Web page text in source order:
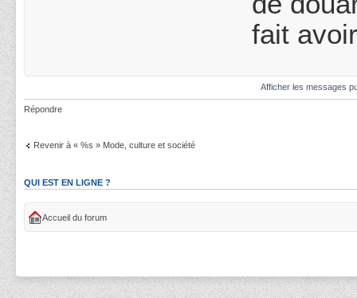
fait
Afficher les messages
Répondre
Revenir à « %s » Mode, culture et société
QUI EST EN LIGNE ?
Accueil du forum